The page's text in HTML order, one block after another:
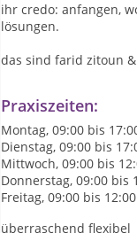
ihr credo: anfangen,
lösungen.
das sind farid zitoun
Praxiszeiten:
Montag, 09:00 bis
Dienstag, 09:00 bis
Mittwoch, 09:00 bis
Donnerstag, 09:00 bis
Freitag, 09:00 bis
überraschend flexibel